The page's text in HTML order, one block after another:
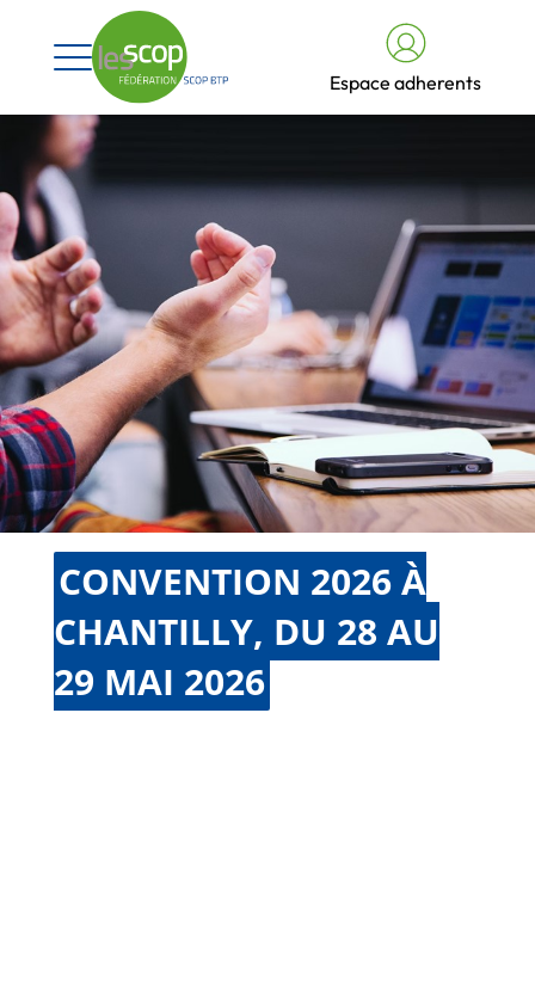
Espace adherents
CONVENTION 2026 À
CHANTILLY, DU 28 AU
29 MAI 2026